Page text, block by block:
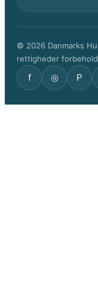
© 2026 Danmarks
rettigheder
f ◎ P